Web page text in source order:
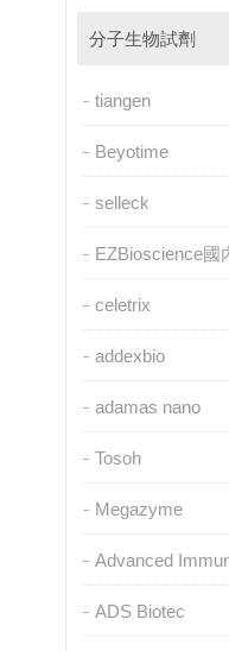
分子生物試劑
tiangen
Beyotime
selleck
EZBioscience國
celetrix
addexbio
adamas nano
Tosoh
Megazyme
Advanced
ADS Biotec